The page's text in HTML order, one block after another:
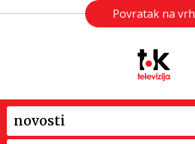
Povratak na vrh
novosti